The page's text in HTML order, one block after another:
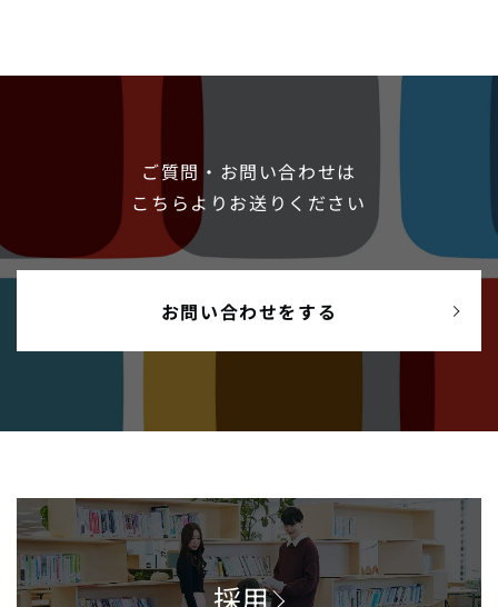
ご質問・お問い合わせは
こちらよりお送りください
お問い合わせをする
採用